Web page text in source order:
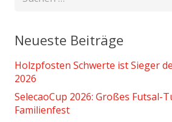
Neueste Beiträge
Holzpfosten Schwerte ist Sieger
2026
SelecaoCup 2026: Großes Futsal-
Familienfest